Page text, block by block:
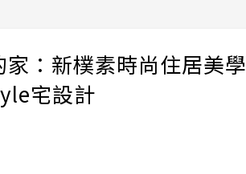
：新樸素時尚住居美學
宅設計